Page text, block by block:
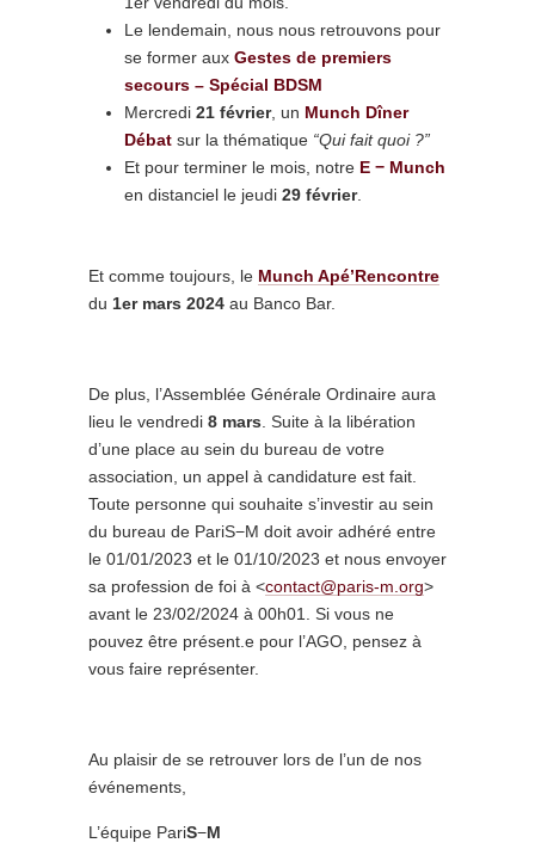
Le lendemain, nous nous retrouvons pour
se former aux Gestes de premiers
secours – Spécial BDSM
Mercredi 21 février, un Munch Dîner
Débat sur la thématique “Qui fait quoi ?”
Et pour terminer le mois, notre E − Munch
en distanciel le jeudi 29 février.
Et comme toujours, le Munch Apé’Rencontre
du 1er mars 2024 au Banco Bar.
De plus, l’Assemblée Générale Ordinaire aura
lieu le vendredi 8 mars . Suite à la libération
d’une place au sein du bureau de votre
association, un appel à candidature est fait.
Toute personne qui souhaite s’investir au sein
du bureau de PariS−M doit avoir adhéré entre
le 01/01/2023 et le 01/10/2023 et nous envoyer
sa profession de foi à <contact@paris-m.org>
avant le 23/02/2024 à 00h01. Si vous ne
pouvez être présent.e pour l’AGO, pensez à
vous faire représenter.
Au plaisir de se retrouver lors de l’un de nos
événements,
L’équipe PariS−M